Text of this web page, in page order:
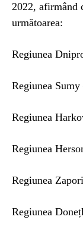
2022, afirmând
următoarea:
Regiunea
Regiunea
Regiunea
Regiunea
Regiunea
Regiunea